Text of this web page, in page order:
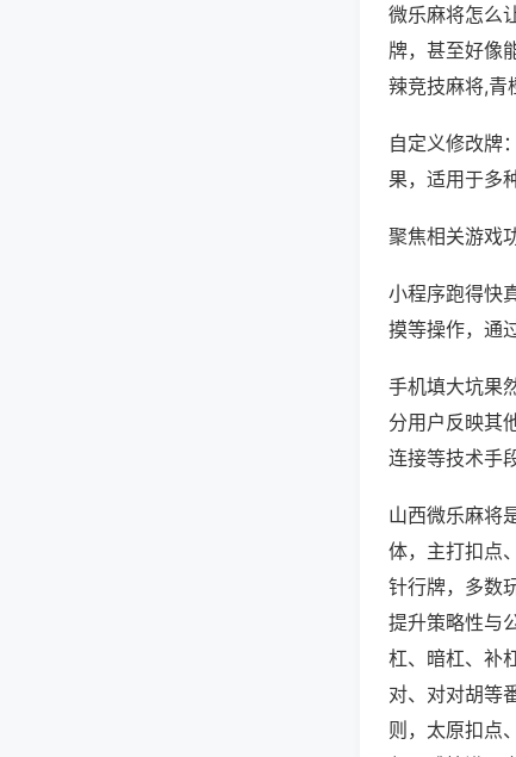
微乐麻将怎么
牌，甚至好像
辣竞技麻将,青
自定义修改牌
果，适用于多
聚焦相关游戏
小程序跑得快
摸等操作，通
手机填大坑果
分用户反映其
连接等技术手
山西微乐麻将
体，主打扣点
针行牌，多数
提升策略性与
杠、暗杠、补
对、对对胡等
则，太原扣点